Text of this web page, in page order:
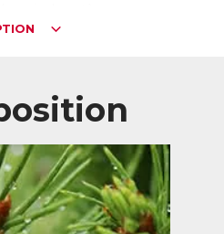
en renferme approximativement
situe dans les os et les dents,
un quart réparti entre le
reins, ...
du corps, le magnésium
fonctions biochimiques. On